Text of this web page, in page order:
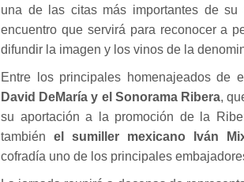
una de las citas más importantes de su
encuentro que servirá para reconocer a
difundir la imagen y los vinos de la
Entre los principales homenajeados de
David DeMaría y el Sonorama Ribera,
su aportación a la promoción de la
también el sumiller mexicano Iván
cofradía uno de los principales